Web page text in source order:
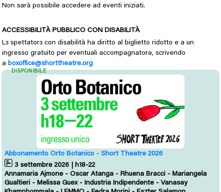
Non sarà possibile accedere ad eventi iniziati.
ACCESSIBILITÀ PUBBLICO CON DISABILITÀ
Lɜ spettatorɜ con disabilità ha diritto al biglietto ridotto e a un
ingresso gratuito per eventuali accompagnatorə, scrivendo
a boxoffice@shorttheatre.org
Abbonamento Orto Botanico - Short Theatre 2026
3 settembre 2026 | h18-22
Annamaria Ajmone - Oscar Atanga - Rhuena Bracci - Mariangela
Gualtieri - Melissa Guex - Industria Indipendente - Vanasay
DISPONIBILE